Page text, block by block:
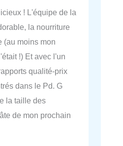
! L'équipe de la
la nourriture
(au moins mon
!) Et avec l'un
qualité-prix
dans le Pd. G
la taille des
de mon prochain